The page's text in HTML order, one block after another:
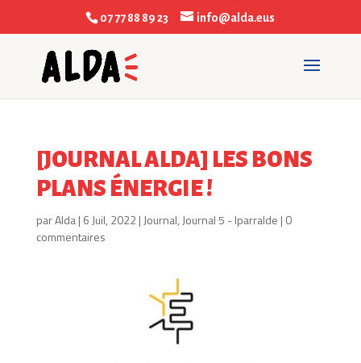
07 77 88 89 23 info@alda.eus
[JOURNAL ALDA] LES BONS
PLANS ÉNERGIE !
parAlda| 6 Juil, 2022| Journal, Journal 5 - Iparralde | 0
commentaires